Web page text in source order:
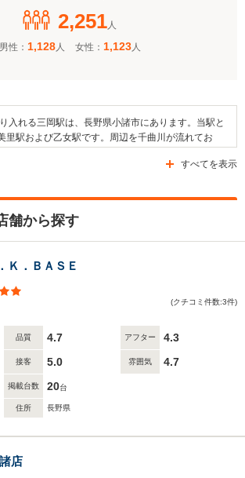
2,251 人
男性： 1,128人 女性： 1,123人
入れる三岡駅は、長野県小諸市にあります。当駅と
里駅および乙女駅です。周辺を千曲川が流れてお
岡駅」停留所や「小岩井整形外科」停留所が設置さ
られ、乙女湖公園や小諸市文化センター、南城公園
ています。また、小諸市立美南ガ丘小学校や小諸東
学校などの教育施設も近隣に設けられています。
すべてを表示
舗から探す
Ｋ．ＢＡＳＥ
(クチコミ件数:3件)
品質 4.7 アフター 4.3
接客 5.0 雰囲気 4.7
掲載台数 20台
住所 長野県
店